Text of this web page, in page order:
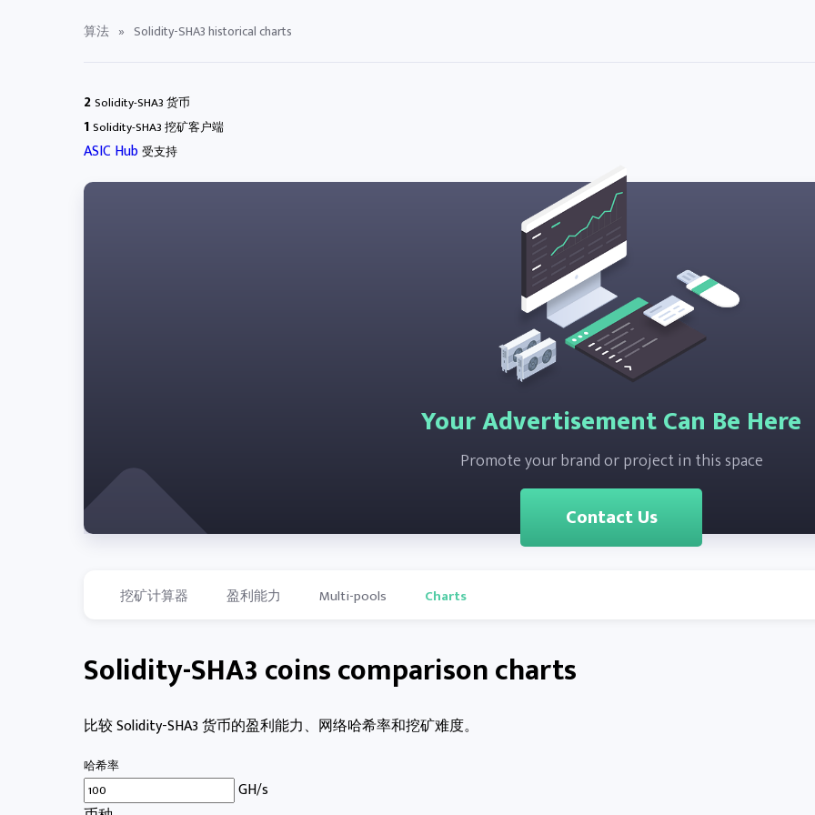
算法 » Solidity-SHA3 historical charts
2Solidity-SHA3 货币
1Solidity-SHA3 挖矿客户端
ASIC Hub 受支持
Your Advertisement Can Be Here
Promote your brand or project in this space
Contact Us
挖矿计算器 盈利能力 Multi-pools Charts
Solidity-SHA3 coins comparison charts
比较 Solidity-SHA3 货币的盈利能力、网络哈希率和挖矿难度。
哈希率
GH/s